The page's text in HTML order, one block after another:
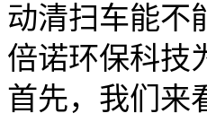
动清扫车能不
倍诺环保科技
首先，我们来